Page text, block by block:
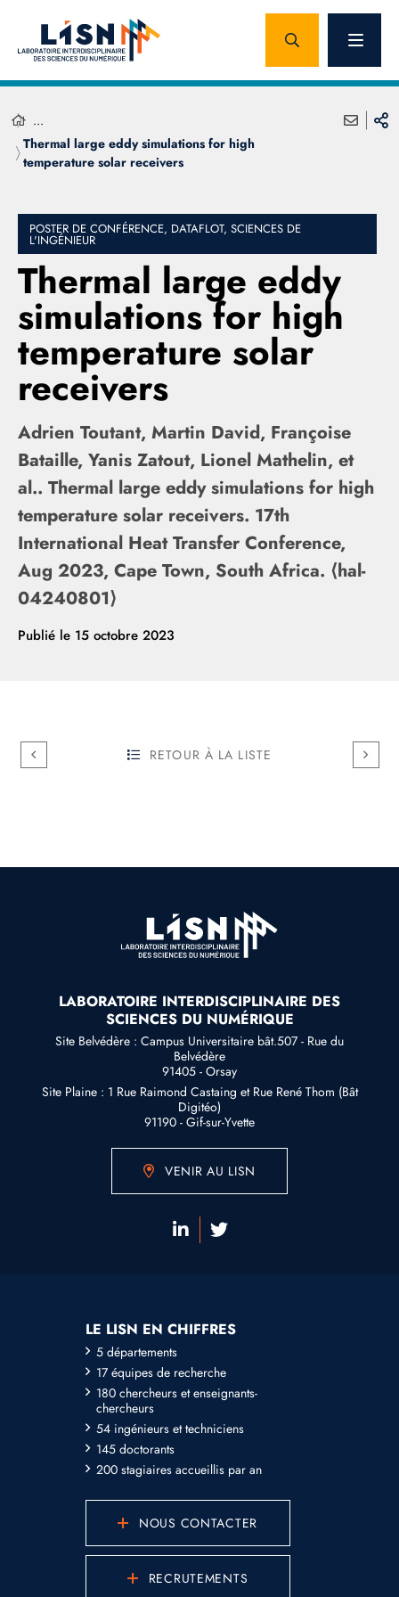
...
Thermal large eddy simulations for high
temperature solar receivers
POSTER DE CONFÉRENCE, DATAFLOT, SCIENCES DE
L'INGÉNIEUR
Thermal large eddy
simulations for high
temperature solar
receivers
Adrien Toutant, Martin David, Françoise
Bataille, Yanis Zatout, Lionel Mathelin, et
al.. Thermal large eddy simulations for high
temperature solar receivers. 17th
International Heat Transfer Conference,
Aug 2023, Cape Town, South Africa. ⟨hal-
04240801⟩
Publié le 15 octobre 2023
RETOUR À LA LISTE
LABORATOIRE INTERDISCIPLINAIRE DES
SCIENCES DU NUMÉRIQUE
Site Belvédère : Campus Universitaire bât.507 - Rue du
Belvédère
91405 - Orsay
Site Plaine : 1 Rue Raimond Castaing et Rue René Thom (Bât
Digitéo)
91190 - Gif-sur-Yvette
VENIR AU LISN
LE LISN EN CHIFFRES
5 départements
17 équipes de recherche
180 chercheurs et enseignants-
chercheurs
54 ingénieurs et techniciens
145 doctorants
200 stagiaires accueillis par an
NOUS CONTACTER
RECRUTEMENTS